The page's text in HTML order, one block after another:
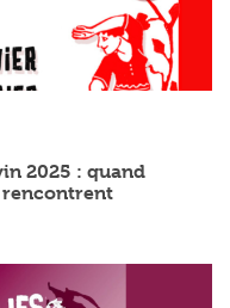
2025 : quand